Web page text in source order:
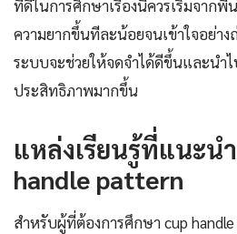
ที่ดีในการศึกษาเรื่องนี้ควรเริ่มจาก
ความยากขึ้นทีละน้อยจนเข้าใจอย่าง
ระบบจะช่วยให้จดจำได้ดีขึ้นและนำไ
ประสิทธิภาพมากขึ้น
แหล่งเรียนรู้ที่แนะน
handle pattern
สำหรับผู้ที่ต้องการศึกษา cup